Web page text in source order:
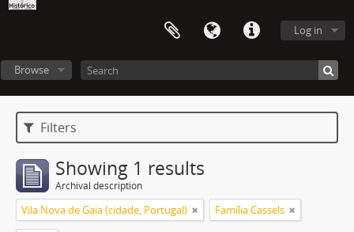
Log in
Browse
Filters
Showing 1 results
Archival description
Vila Nova de Gaia (cidade, Portugal) Família Cassels